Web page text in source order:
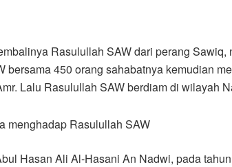
Rasulullah SAW dari perang
bersama 450 orang sahabatnya kemudian
Lalu Rasulullah SAW berdiam di wilayah
menghadap Rasulullah SAW
Hasan Ali Al-Hasani An Nadwi, pada